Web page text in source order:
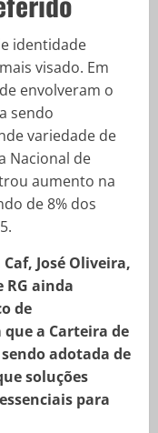
identidade
visado. Em
envolveram o
sendo
variedade de
Nacional de
aumento na
de 8% dos
José Oliveira,
ainda
de
a Carteira de
adotada de
soluções
para